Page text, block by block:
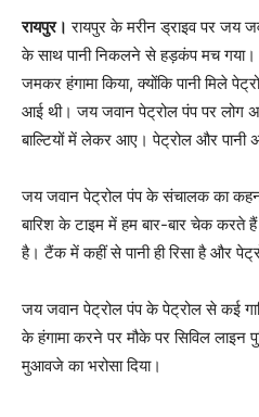
रायपुर। रायपुर के मरीन ड्राइव पर जय
के साथ पानी निकलने से हड़कंप मच गया।
जमकर हंगामा किया, क्योंकि पानी मिले
आई थी। जय जवान पेट्रोल पंप पर लोग
बाल्टियों में लेकर आए। पेट्रोल और
जय जवान पेट्रोल पंप के संचालक का कहना
बारिश के टाइम में हम बार-बार चेक करते
है। टैंक में कहीं से पानी ही रिसा है और
जय जवान पेट्रोल पंप के पेट्रोल से कई
के हंगामा करने पर मौके पर सिविल
मुआवजे का भरोसा दिया।